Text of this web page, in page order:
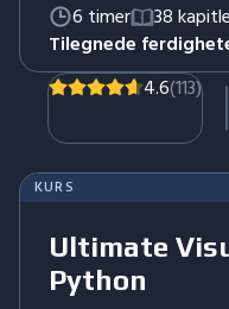
6 timer 38
Tilegnede
4.6(113)
KURS
Ultimate
Python